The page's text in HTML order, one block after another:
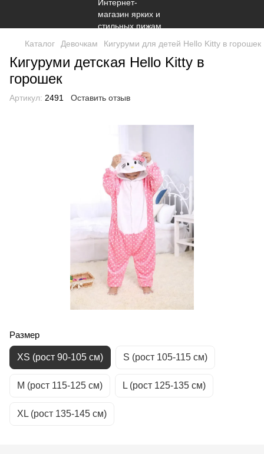
Каталог Девочкам Кигуруми для детей Hello Kitty в горошек
Кигуруми детская Hello Kitty в
горошек
Артикул: 2491 Оставить отзыв
Размер
ХS (рост 90-105 см) S (рост 105-115 см)
М (рост 115-125 см) L (рост 125-135 см)
XL (рост 135-145 см)